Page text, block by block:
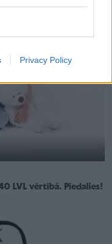
Privacy Policy
LVL vērtībā. Piedalies!